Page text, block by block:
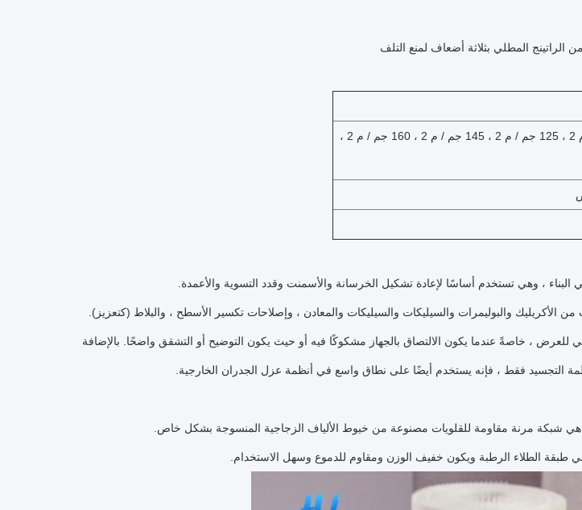
المطلي بثلاثة أضعاف لمنع التلف
75 جم / م 2 ، 90 جم / م 2 ، 125 جم / م 2 ، 145 جم / م 2 ، 160 جم ​​/ م 2 ،
البناء ، وهي تستخدم أساسًا لإعادة تشكيل الخرسانة والأسمنت وقدد التسوية والأعمدة.
الأكريليك والبوليمرات والسيليكات والسيليكات والمعادن ، وإصلاحات تكسير الأسطح ، والبلاط (كتعزيز).
للعرض ، خاصةً عندما يكون الالتصاق بالجهاز مشكوكًا فيه أو حيث يكون التوضيح أو التشقق واضحًا. بالإضافة
التجسيد فقط ، فإنه يستخدم أيضًا على نطاق واسع في أنظمة عزل الجدران الخارجية.
هي شبكة مرنة مقاومة للقلويات مصنوعة من خيوط الألياف الزجاجية المنسوجة بشكل خاص.
طبقة الطلاء الرطبة ويكون خفيف الوزن ومقاوم للدموع وسهل الاستخدام.